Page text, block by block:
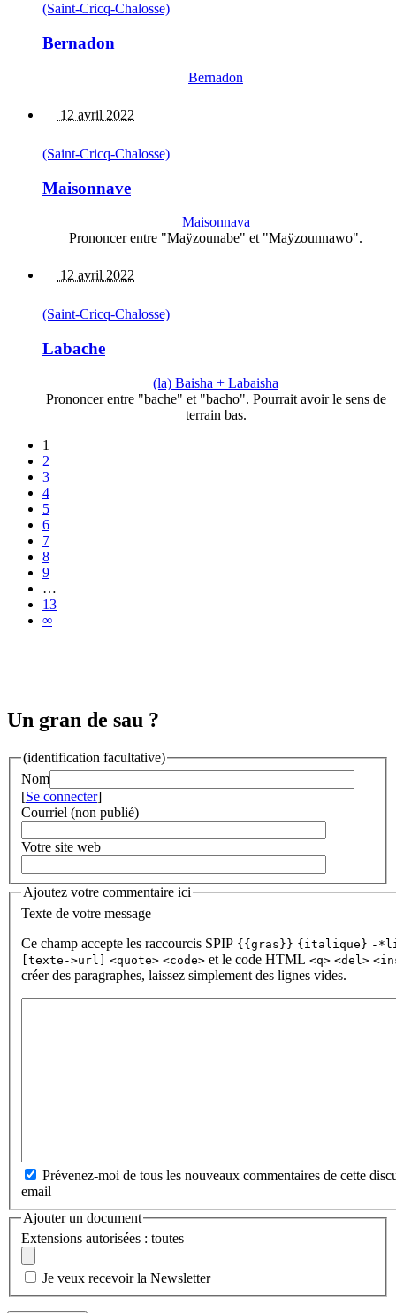
(Saint-Cricq-Chalosse)
Bernadon
Bernadon
12 avril 2022
(Saint-Cricq-Chalosse)
Maisonnave
Maisonnava
Prononcer entre "Maÿzounabe" et "Maÿzounnawo".
12 avril 2022
(Saint-Cricq-Chalosse)
Labache
(la) Baisha + Labaisha
Prononcer entre "bache" et "bacho". Pourrait avoir le sens de
terrain bas.
1
2
3
4
5
6
7
8
9
…
13
∞
Un gran de sau ?
(identification facultative)
Nom
[Se connecter]
Courriel (non publié)
Votre site web
Ajoutez votre commentaire ici
Texte de votre message
Ce champ accepte les raccourcis SPIP {{gras}} {italique} -
[texte->url] <quote> <code> et le code HTML <q> <del>
créer des paragraphes, laissez simplement des lignes vides.
Prévenez-moi de tous les nouveaux commentaires de cette
email
Ajouter un document
Extensions autorisées : toutes
Je veux recevoir la Newsletter